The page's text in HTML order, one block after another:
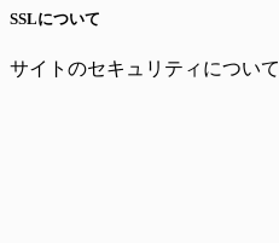
SSLについて
サイトのセキュリティについて